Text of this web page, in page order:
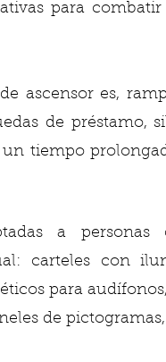
para
ascensor es,
de préstamo,
tiempo
a personas
carteles con
para
de